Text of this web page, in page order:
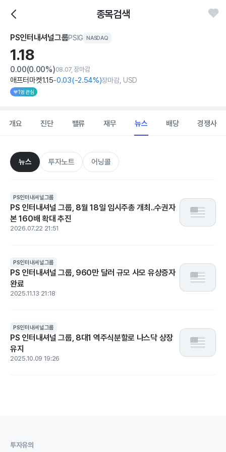
종목검색
PS인터내셔널그룹PSIG NASDAQ
1.18
0.00(0.00%)08.07, 장마감
애프터마켓1.15-0.03(-2.54%)장마감, USD
1명 관심
개요 진단 밸류 재무 뉴스 배당 경쟁사
뉴스 투자노트 어닝콜
PS인터내셔널그룹
PS 인터내셔널 그룹, 8월 18일 임시주총 개최..수권자
본 160배 확대 추진
2026.07.22 21:51
PS인터내셔널그룹
PS 인터내셔널 그룹, 960만 달러 규모 사모 유상증자
완료
2025.11.13 21:18
PS인터내셔널그룹
PS 인터내셔널 그룹, 8대1 역주식분할로 나스닥 상장
유지
2025.10.09 19:26
투자유의